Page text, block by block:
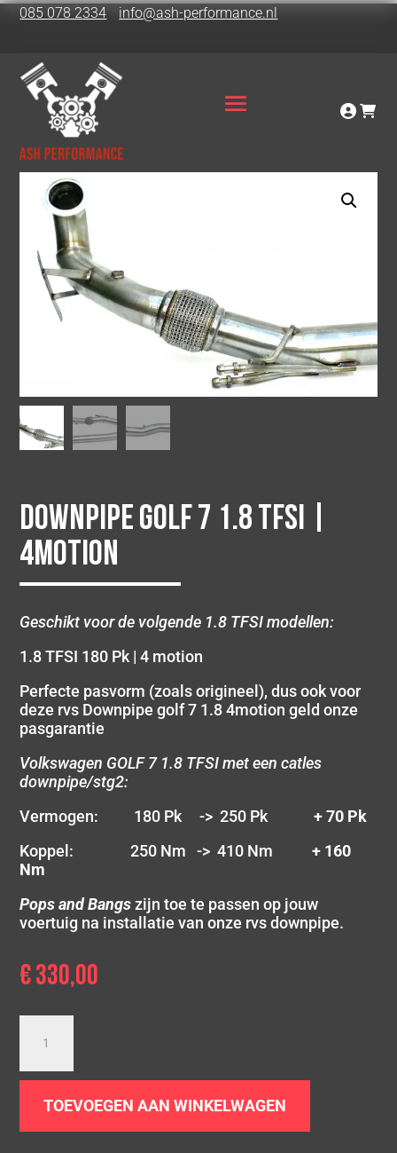
085 078 2334 info@ash-performance.nl
Downpipe Golf 7 1.8 TFSI |
4Motion
Geschikt voor de volgende 1.8 TFSI modellen:
1.8 TFSI 180 Pk | 4 motion
Perfecte pasvorm (zoals origineel), dus ook voor
deze rvs Downpipe golf 7 1.8 4motion geld onze
pasgarantie
Volkswagen GOLF 7 1.8 TFSI met een catles
downpipe/stg2:
Vermogen: 180 Pk -> 250 Pk+ 70 Pk
Koppel: 250 Nm -> 410 Nm+ 160
Nm
Pops and Bangszijn toe te passen op jouw
voertuig na installatie van onze rvs downpipe.
€330,00
Golf
1.8
TFSITOEVOEGEN AAN WINKELWAGEN